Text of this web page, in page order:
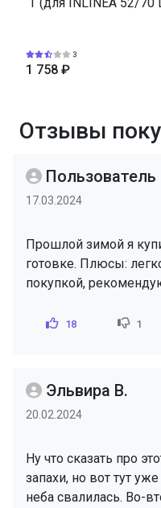
3
1 758 ₽
Отзывы
17.03.2024
Прошлой зимой я
готовке. Плюсы:
покупкой,
18 1
Эльвира В.
20.02.2024
Ну что сказать про
запахи, но вот тут
неба свалилась. Во-